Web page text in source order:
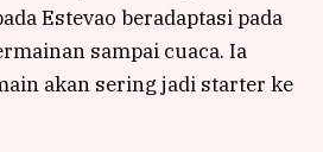
Estevao beradaptasi pada
sampai cuaca. Ia
akan sering jadi starter ke